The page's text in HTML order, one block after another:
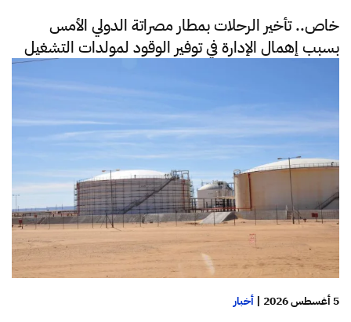
خاص.. تأخير الرحلات بمطار مصراتة الدولي الأمس
بسبب إهمال الإدارة في توفير الوقود لمولدات التشغيل
5 أغسطس 2026 | أخبار